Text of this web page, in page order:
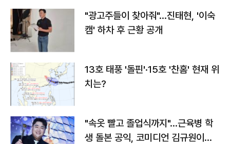
"광고주들이 찾아줘"…진태현, '이숙
캠' 하차 후 근황 공개
13호 태풍 '돌핀'·15호 '찬홈' 현재 위
치는?
"속옷 빨고 졸업식까지"…근육병 학
생 돌본 공익, 코미디언 김규원이었